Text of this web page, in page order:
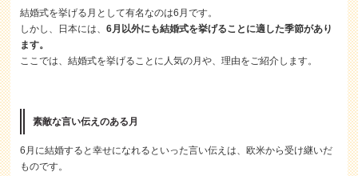
結婚式を挙げる月として有名なのは6月です。
しかし、日本には、6月以外にも結婚式を挙げることに適した季節があり
ます。
ここでは、結婚式を挙げることに人気の月や、理由をご紹介します。
素敵な言い伝えのある月
6月に結婚すると幸せになれるといった言い伝えは、欧米から受け継いだ
ものです。